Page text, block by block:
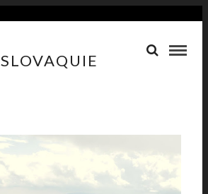
SLOVAQUIE